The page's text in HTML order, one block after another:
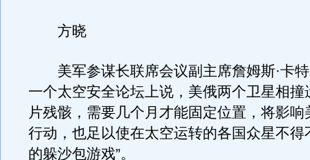
方晓
美军参谋长联席会议副主席詹姆斯·卡
一个太空安全论坛上说，美俄两个卫星相撞
片残骸，需要几个月才能固定位置，将影响
行动，也足以使在太空运转的各国众星不得
的躲沙包游戏”。